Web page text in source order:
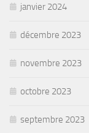
janvier 2024
décembre 2023
novembre 2023
octobre 2023
septembre 2023